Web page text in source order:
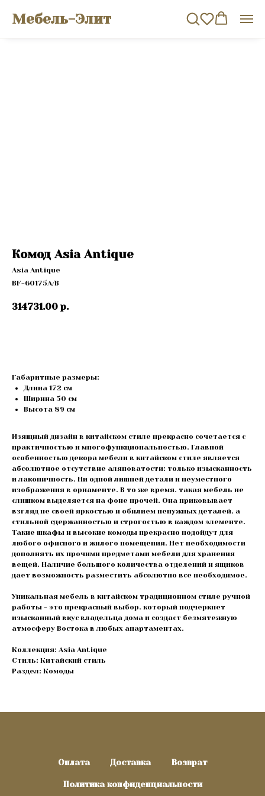
Мебель-Элит
Комод Asia Antique
Asia Antique
BF-60175A/B
314731.00 р.
Габаритные размеры:
Длина 172 см
Ширина 50 см
Высота 89 cм
Изящный дизайн в китайском стиле прекрасно сочетается с
практичностью и многофункциональностью. Главной
особенностью декора мебели в китайском стиле является
абсолютное отсутствие аляповатости: только изысканность
и лаконичность. Ни одной лишней детали и неуместного
изображения в орнаменте. В то же время. такая мебель не
слишком выделяется на фоне прочей. Она приковывает
взгляд не своей яркостью и обилием ненужных деталей. а
стильной сдержанностью и строгостью в каждом элементе.
Такие шкафы и высокие комоды прекрасно подойдут для
любого офисного и жилого помещения. Нет необходимости
дополнять их прочими предметами мебели для хранения
вещей. Наличие большого количества отделений и ящиков
дает возможность разместить абсолютно все необходимое.
Уникальная мебель в китайском традиционном стиле ручной
работы - это прекрасный выбор. который подчеркнет
изысканный вкус владельца дома и создаст безмятежную
атмосферу Востока в любых апартаментах.
Коллекция: Asia Antique
Стиль: Китайский стиль
Раздел: Комоды
Оплата Доставка Возврат
Политика конфиденциальности